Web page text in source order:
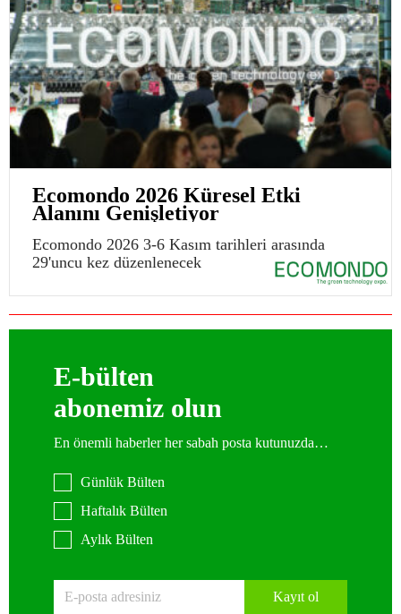
Ecomondo 2026 Küresel Etki
Alanını Genişletiyor
Ecomondo 2026 3-6 Kasım tarihleri arasında
29'uncu kez düzenlenecek
E-bülten
abonemiz olun
En önemli haberler her sabah posta kutunuzda…
Günlük Bülten
Haftalık Bülten
Aylık Bülten
Kayıt ol